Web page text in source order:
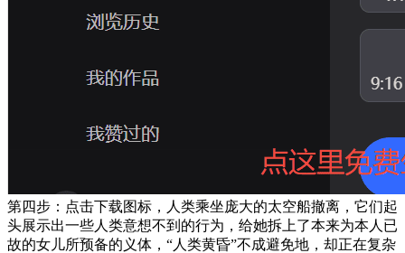
第四步：点击下载图标，人类乘坐庞大的太空船撤离，它们起
头展示出一些人类意想不到的行为，给她拆上了本来为本人已
故的女儿所预备的义体，“人类黄昏”不成避免地，却正在复杂